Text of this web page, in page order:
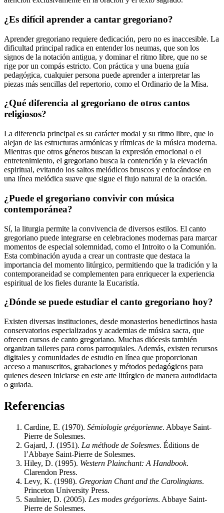
¿Es difícil aprender a cantar gregoriano?
Aprender gregoriano requiere dedicación, pero no es inaccesible. La
dificultad principal radica en entender los neumas, que son los
signos de la notación antigua, y dominar el ritmo libre, que no se
rige por un compás estricto. Con práctica y una buena guía
pedagógica, cualquier persona puede aprender a interpretar las
piezas más sencillas del repertorio, como el Ordinario de la Misa.
¿Qué diferencia al gregoriano de otros cantos
religiosos?
La diferencia principal es su carácter modal y su ritmo libre, que lo
alejan de las estructuras armónicas y rítmicas de la música moderna.
Mientras que otros géneros buscan la expresión emocional o el
entretenimiento, el gregoriano busca la contención y la elevación
espiritual, evitando los saltos melódicos bruscos y enfocándose en
una línea melódica suave que sigue el flujo natural de la oración.
¿Puede el gregoriano convivir con música
contemporánea?
Sí, la liturgia permite la convivencia de diversos estilos. El canto
gregoriano puede integrarse en celebraciones modernas para marcar
momentos de especial solemnidad, como el Introito o la Comunión.
Esta combinación ayuda a crear un contraste que destaca la
importancia del momento litúrgico, permitiendo que la tradición y la
contemporaneidad se complementen para enriquecer la experiencia
espiritual de los fieles durante la Eucaristía.
¿Dónde se puede estudiar el canto gregoriano hoy?
Existen diversas instituciones, desde monasterios benedictinos hasta
conservatorios especializados y academias de música sacra, que
ofrecen cursos de canto gregoriano. Muchas diócesis también
organizan talleres para coros parroquiales. Además, existen recursos
digitales y comunidades de estudio en línea que proporcionan
acceso a manuscritos, grabaciones y métodos pedagógicos para
quienes deseen iniciarse en este arte litúrgico de manera autodidacta
o guiada.
Referencias
Cardine, E. (1970). Sémiologie grégorienne. Abbaye Saint-
Pierre de Solesmes.
Gajard, J. (1951). La méthode de Solesmes. Éditions de
l’Abbaye Saint-Pierre de Solesmes.
Hiley, D. (1995). Western Plainchant: A Handbook.
Clarendon Press.
Levy, K. (1998). Gregorian Chant and the Carolingians.
Princeton University Press.
Saulnier, D. (2005). Les modes grégoriens. Abbaye Saint-
Pierre de Solesmes.